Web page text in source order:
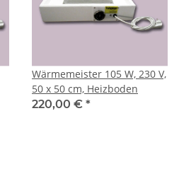
Wärmemeister 105 W, 230 V,
50 x 50 cm, Heizboden
220,00 € *